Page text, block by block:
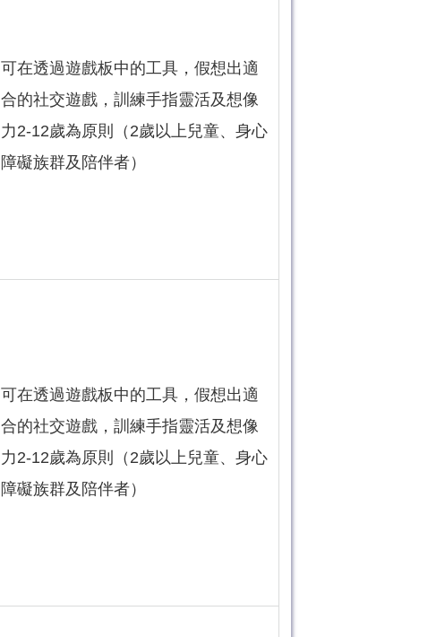
可在透過遊戲板中的工具，假想出適
合的社交遊戲，訓練手指靈活及想像
力2-12歲為原則（2歲以上兒童、身心
障礙族群及陪伴者）
可在透過遊戲板中的工具，假想出適
合的社交遊戲，訓練手指靈活及想像
力2-12歲為原則（2歲以上兒童、身心
障礙族群及陪伴者）